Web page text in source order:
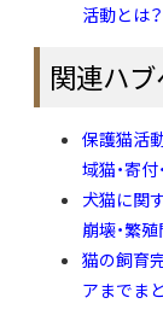
活動とは？
関連ハ
保護猫活
域猫・寄
犬猫に関
崩壊・繁
猫の飼育
アまでま